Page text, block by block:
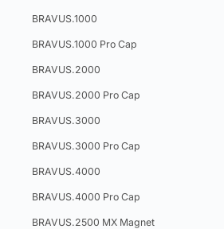
BRAVUS.1000
BRAVUS.1000 Pro Cap
BRAVUS.2000
BRAVUS.2000 Pro Cap
BRAVUS.3000
BRAVUS.3000 Pro Cap
BRAVUS.4000
BRAVUS.4000 Pro Cap
BRAVUS.2500 MX Magnet